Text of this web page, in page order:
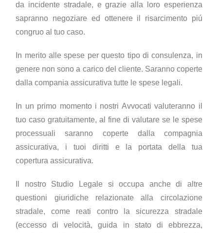
da incidente stradale, e grazie alla loro esperienza
sapranno negoziare ed ottenere il risarcimento piú
congruo al tuo caso.
In merito alle spese per questo tipo di consulenza, in
genere non sono a carico del cliente. Saranno coperte
dalla compania assicurativa tutte le spese legali.
In un primo momento i nostri Avvocati valuteranno il
tuo caso gratuitamente, al fine di valutare se le spese
processuali saranno coperte dalla compagnia
assicurativa, i tuoi diritti e la portata della tua
copertura assicurativa.
Il nostro Studio Legale si occupa anche di altre
questioni giuridiche relazionate alla circolazione
stradale, come reati contro la sicurezza stradale
(eccesso di velocità, guida in stato di ebbrezza,